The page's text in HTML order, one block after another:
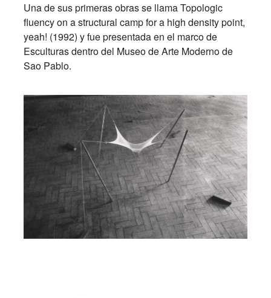
Una de sus primeras obras se llama Topologic
fluency on a structural camp for a high density point,
yeah! (1992) y fue presentada en el marco de
Esculturas dentro del Museo de Arte Moderno de
Sao Pablo.